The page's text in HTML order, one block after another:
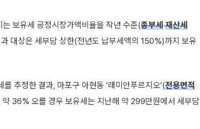
보유세 공정시장가액비율을 작년 수준(종부세·재산세
대상은 세부담 상한(전년도 납부세액의 150%)까지 보유
추정한 결과, 마포구 아현동 ‘래미안푸르지오’(전용면적
36% 오를 경우 보유세는 지난해 약 299만원에서 세부담